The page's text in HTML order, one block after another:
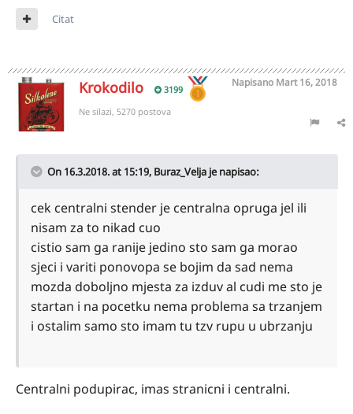
Citat
Krokodilo 3199
Napisano Mart 16, 2018
Ne silazi, 5270 postova
On 16.3.2018. at 15:19, Buraz_Velja je napisao:
cek centralni stender je centralna opruga jel ili
nisam za to nikad cuo
cistio sam ga ranije jedino sto sam ga morao
sjeci i variti ponovopa se bojim da sad nema
mozda doboljno mjesta za izduv al cudi me sto je
startan i na pocetku nema problema sa trzanjem
i ostalim samo sto imam tu tzv rupu u ubrzanju
Centralni podupirac, imas stranicni i centralni.